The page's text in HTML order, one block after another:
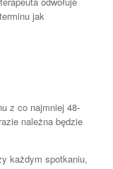
jak
z co najmniej 48-
należna będzie
każdym spotkaniu,